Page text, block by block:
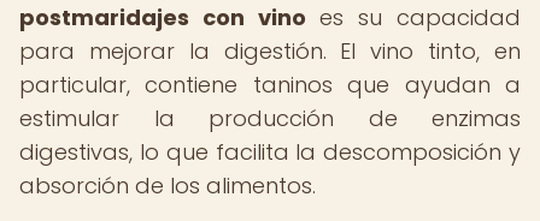
postmaridajes con vino es su capacidad
para mejorar la digestión. El vino tinto, en
particular, contiene taninos que ayudan a
estimular la producción de enzimas
digestivas, lo que facilita la descomposición y
absorción de los alimentos.